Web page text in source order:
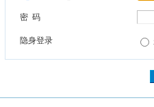
密 码
隐身登录